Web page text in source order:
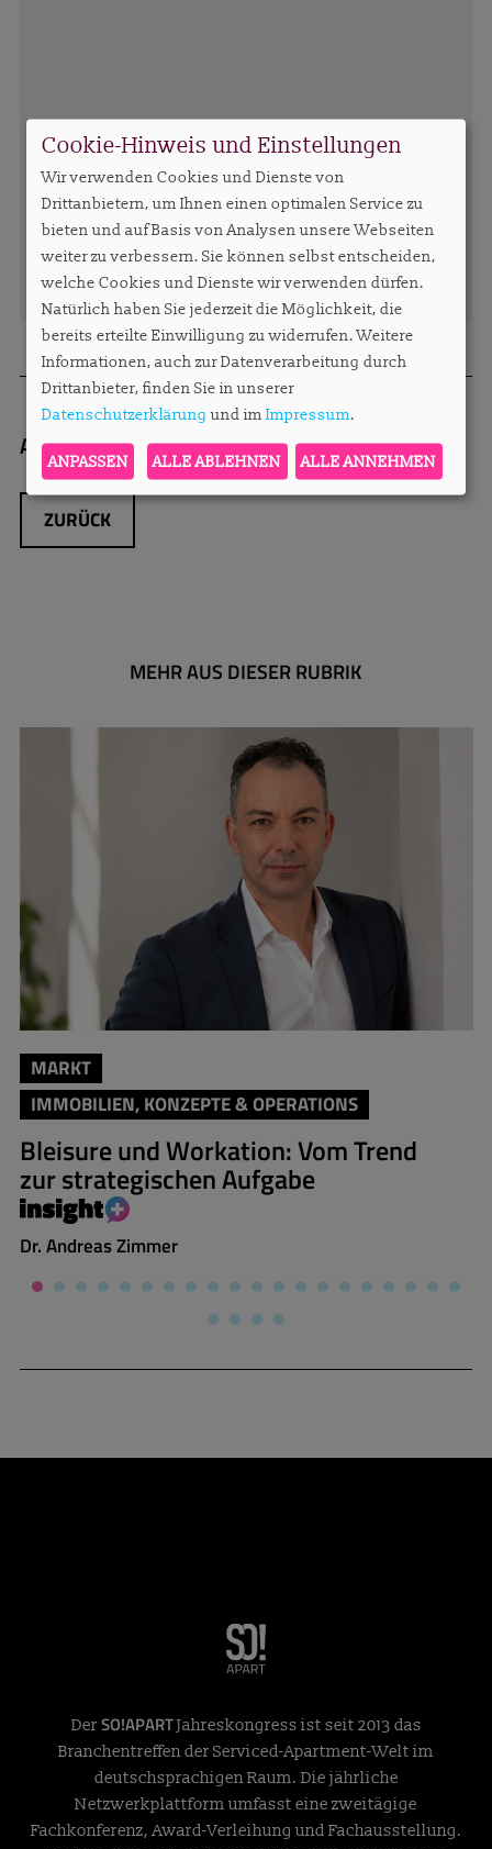
Autor:Redaktion
ZURÜCK
MEHR AUS DIESER RUBRIK
MARKT
IMMOBILIEN, KONZEPTE & OPERATIONS
Bleisure und Workation: Vom Trend
zur strategischen Aufgabe
Dr. Andreas Zimmer
Der SO!APARTJahreskongress ist seit 2013 das
Branchentreffen der Serviced-Apartment-Welt im
deutschsprachigen Raum. Die jährliche
Netzwerkplattform umfasst eine zweitägige
Fachkonferenz, Award-Verleihung und Fachausstellung.
Cookie-Hinweis und Einstellungen
Wir verwenden Cookies und Dienste von
Drittanbietern, um Ihnen einen optimalen Service zu
bieten und auf Basis von Analysen unsere Webseiten
weiter zu verbessern. Sie können selbst entscheiden,
welche Cookies und Dienste wir verwenden dürfen.
Natürlich haben Sie jederzeit die Möglichkeit, die
bereits erteilte Einwilligung zu widerrufen. Weitere
Informationen, auch zur Datenverarbeitung durch
Drittanbieter, finden Sie in unserer
Datenschutzerklärung und im Impressum.
ANPASSEN ALLE ABLEHNEN ALLE ANNEHMEN